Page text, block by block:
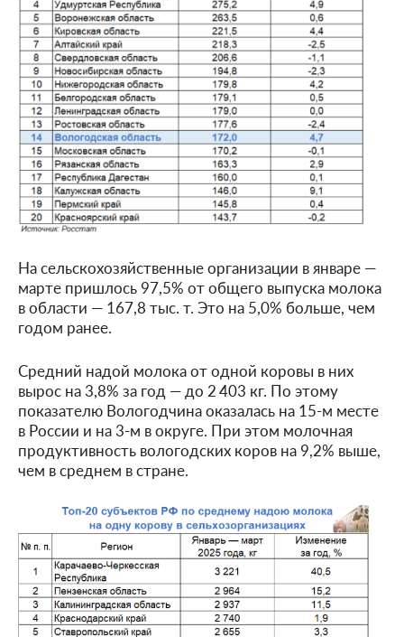
На сельскохозяйственные организации в январе —
марте пришлось 97,5% от общего выпуска молока
в области — 167,8 тыс. т. Это на 5,0% больше, чем
годом ранее.
Средний надой молока от одной коровы в них
вырос на 3,8% за год — до 2 403 кг. По этому
показателю Вологодчина оказалась на 15-м месте
в России и на 3-м в округе. При этом молочная
продуктивность вологодских коров на 9,2% выше,
чем в среднем в стране.